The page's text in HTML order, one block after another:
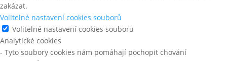
zakázat.
Volitelné nastavení cookies souborů
Volitelné nastavení cookies souborů
Analytické cookies
- Tyto soubory cookies nám pomáhají pochopit chování